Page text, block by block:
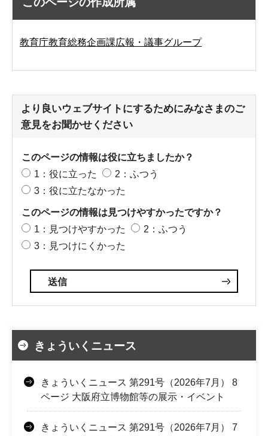
教育庁教育総務企画課広報・議事グループ
より良いウェブサイトにするためにみなさまのご
意見をお聞かせください
このページの情報は役に立ちましたか？
1：役に立った
2：ふつう
3：役に立たなかった
このページの情報は見つけやすかったですか？
1：見つけやすかった
2：ふつう
3：見つけにくかった
きょういくニュース
きょういくニュース 第291号（2026年7月） 8
ページ 大阪府立博物館等の展示・イベント
きょういくニュース 第291号（2026年7月） 7